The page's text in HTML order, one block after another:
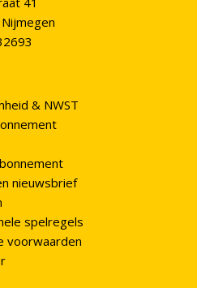
& NWST
nieuwsbrief
spelregels
voorwaarden